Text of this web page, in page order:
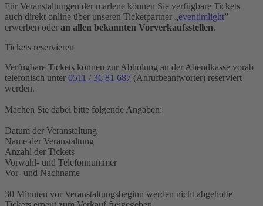
Für Veranstaltungen der marlene können Sie verfügbare Tickets
auch direkt online über unseren Ticketpartner „eventimlight”
erwerben oder an allen bekannten Vorverkaufsstellen.
Tickets reservieren
Verfügbare Tickets können zur Abholung an der Abendkasse vorab
telefonisch unter 0511 / 36 81 687 (Anrufbeantworter) reserviert
werden.
Machen Sie dabei bitte folgende Angaben:
Datum der Veranstaltung
Name der Veranstaltung
Anzahl der Tickets
Vorwahl- und Telefonnummer
Vor- und Nachname
30 Minuten vor Veranstaltungsbeginn werden nicht abgeholte